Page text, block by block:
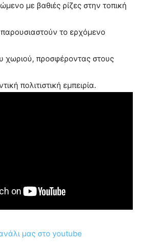
με βαθιές ρίζες στην τοπική
το ερχόμενο
χωριού, προσφέροντας στους
πολιτιστική εμπειρία.
μας στο youtube